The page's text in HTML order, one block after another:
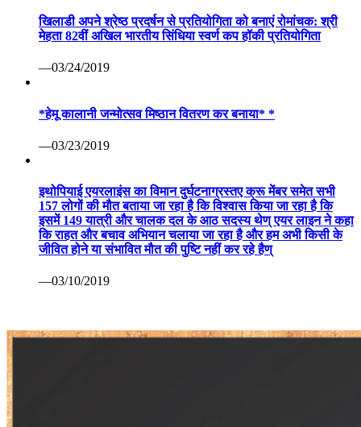
खिलाडी अपने श्रेष्ठ प्रदर्षन से प्रतियोगिता को बनाएं रोमांचक: श्री
मेहता 82वीं अखिल भारतीय सिंधिया स्वर्ण कप हॉकी प्रतियोगिता
—03/24/2019
*हेमू कालानी जन्मोत्सव मिष्ठान वितरण कर बनाया* *
—03/23/2019
इथोपियाई एयरलाइंस का विमान दुर्घटनाग्रस्तए क्रू मेंबर समेत सभी
157 लोगों की मौत बताया जा रहा है कि विश्वास किया जा रहा है कि
इसमें 149 यात्री और चालक दल के आठ सदस्य थेण् एयर लाइन ने कहा
कि राहत और बचाव अभियान चलाया जा रहा है और हम अभी किसी के
जीवित होने या संभावित मौत की पुष्टि नहीं कर रहे हैण्
—03/10/2019